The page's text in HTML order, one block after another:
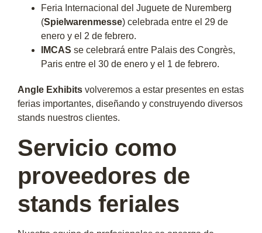
Feria Internacional del Juguete de Nuremberg
(Spielwarenmesse) celebrada entre el 29 de
enero y el 2 de febrero.
IMCAS se celebrará entre Palais des Congrès,
Paris entre el 30 de enero y el 1 de febrero.
Angle Exhibits volveremos a estar presentes en estas
ferias importantes, diseñando y construyendo diversos
stands nuestros clientes.
Servicio como
proveedores de
stands feriales